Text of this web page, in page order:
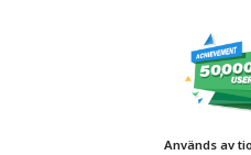
Används av